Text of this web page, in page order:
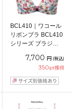
BCL410｜ワコール
リボンブラ BCL410
シリーズ ブラジャ
65/70/75cm
7,700 円 (税込)
350pt獲得